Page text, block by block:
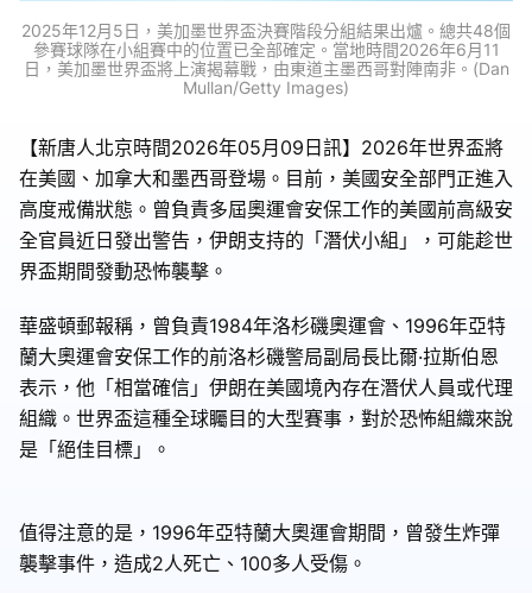
2025年12月5日，美加墨世界盃決賽階段分組結果出爐。總共48個
參賽球隊在小組賽中的位置已全部確定。當地時間2026年6月11
日，美加墨世界盃將上演揭幕戰，由東道主墨西哥對陣南非。(Dan
Mullan/Getty Images)
【新唐人北京時間2026年05月09日訊】2026年世界盃將
在美國、加拿大和墨西哥登場。目前，美國安全部門正進入
高度戒備狀態。曾負責多屆奧運會安保工作的美國前高級安
全官員近日發出警告，伊朗支持的「潛伏小組」，可能趁世
界盃期間發動恐怖襲擊。
華盛頓郵報稱，曾負責1984年洛杉磯奧運會、1996年亞特
蘭大奧運會安保工作的前洛杉磯警局副局長比爾·拉斯伯恩
表示，他「相當確信」伊朗在美國境內存在潛伏人員或代理
組織。世界盃這種全球矚目的大型賽事，對於恐怖組織來說
是「絕佳目標」。
值得注意的是，1996年亞特蘭大奧運會期間，曾發生炸彈
襲擊事件，造成2人死亡、100多人受傷。